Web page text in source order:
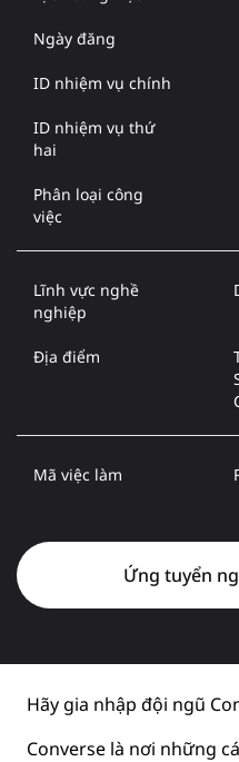
Ngày đăng
ID nhiệm vụ chính
ID nhiệm vụ thứ
hai
Phân loại công
việc
Lĩnh vực nghề
nghiệp
Địa điểm
Mã việc làm
Ứng tuyển
Hãy gia nhập đội ngũ
Converse là nơi những